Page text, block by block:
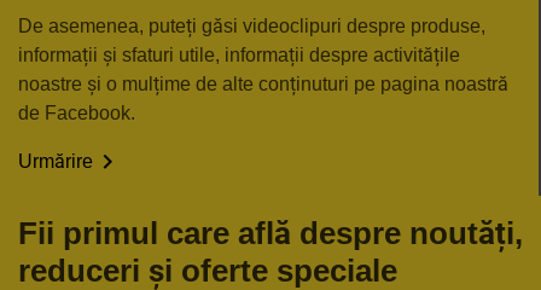
De asemenea, puteți găsi videoclipuri despre produse,
informații și sfaturi utile, informații despre activitățile
noastre și o mulțime de alte conținuturi pe pagina noastră
de Facebook.
Urmărire 
Fii primul care află despre noutăți,
reduceri și oferte speciale